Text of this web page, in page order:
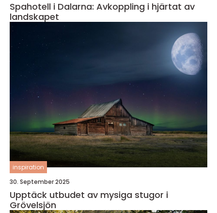
Spahotell i Dalarna: Avkoppling i hjärtat av
landskapet
inspiration
30. September 2025
Upptäck utbudet av mysiga stugor i
Grövelsjön